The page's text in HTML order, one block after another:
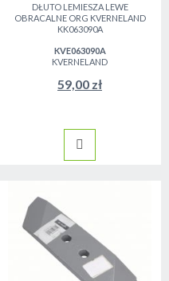
DŁUTO LEMIESZA LEWE
OBRACALNE ORG KVERNELAND
KK063090A
KVE063090A
KVERNELAND
59,00 zł